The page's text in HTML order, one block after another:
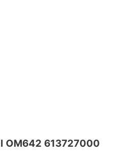
OM642 613727000